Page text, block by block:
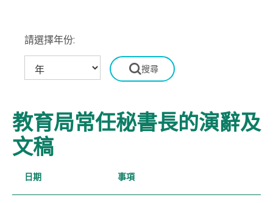
請選擇年份:
教育局常任秘書長的演辭及
文稿
日期 事項